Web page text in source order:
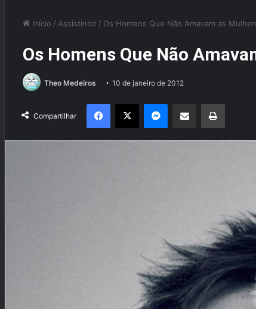
Início / Assistindo / Os Homens Que Não Amavam as
Os Homens Que Não
Theo Medeiros 10 de janeiro de 2012
Compartilhar
X